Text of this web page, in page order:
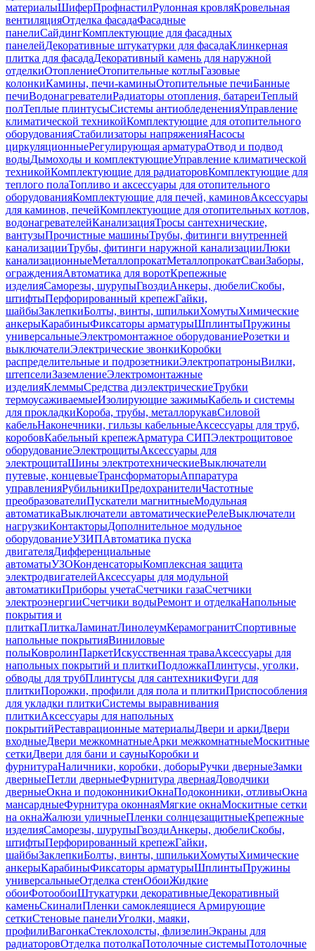
материалыШиферПрофнастилРулонная кровляКровельная
вентиляцияОтделка фасадаФасадные
панелиСайдингКомплектующие для фасадных
панелейДекоративные штукатурки для фасадаКлинкерная
плитка для фасадаДекоративный камень для наружной
отделкиОтоплениеОтопительные котлыГазовые
колонкиКамины, печи-каминыОтопительные печиБанные
печиВодонагревателиРадиаторы отопления, батареиТеплый
полТеплые плинтусыСистемы антиобледененияУправление
климатической техникойКомплектующие для отопительного
оборудованияСтабилизаторы напряженияНасосы
циркуляционныеРегулирующая арматураОтвод и подвод
водыДымоходы и комплектующиеУправление климатической
техникойКомплектующие для радиаторовКомплектующие для
теплого полаТопливо и аксессуары для отопительного
оборудованияКомплектующие для печей, каминовАксессуары
для каминов, печейКомплектующие для отопительных котлов,
водонагревателейКанализацияТросы сантехнические,
вантузыПрочистные машиныТрубы, фитинги внутренней
канализацииТрубы, фитинги наружной канализацииЛюки
канализационныеМеталлопрокатМеталлопрокатСваиЗаборы,
огражденияАвтоматика для воротКрепежные
изделияСаморезы, шурупыГвоздиАнкеры, дюбелиСкобы,
штифтыПерфорированный крепежГайки,
шайбыЗаклепкиБолты, винты, шпилькиХомутыХимические
анкерыКарабиныФиксаторы арматурыШплинтыПружины
универсальныеЭлектромонтажное оборудованиеРозетки и
выключателиЭлектрические звонкиКоробки
распределительные и подрозетникиЭлектропатроныВилки,
штепселиЗаземлениеЭлектромонтажные
изделияКлеммыСредства диэлектрическиеТрубки
термоусаживаемыеИзолирующие зажимыКабель и системы
для прокладкиКороба, трубы, металлорукавСиловой
кабельНаконечники, гильзы кабельныеАксессуары для труб,
коробовКабельный крепежАрматура СИПЭлектрощитовое
оборудованиеЭлектрощитыАксессуары для
электрощитаШины электротехническиеВыключатели
путевые, концевыеТрансформаторыАппаратура
управленияРубильникиПредохранителиЧастотные
преобразователиПускатели магнитныеМодульная
автоматикаВыключатели автоматическиеРелеВыключатели
нагрузкиКонтакторыДополнительное модульное
оборудованиеУЗИПАвтоматика пуска
двигателяДифференциальные
автоматыУЗОКонденсаторыКомплексная защита
электродвигателейАксессуары для модульной
автоматикиПриборы учетаСчетчики газаСчетчики
электроэнергииСчетчики водыРемонт и отделкаНапольные
покрытия и
плиткаПлиткаЛаминатЛинолеумКерамогранитСпортивные
напольные покрытияВиниловые
полыКовролинПаркетИскусственная траваАксессуары для
напольных покрытий и плиткиПодложкаПлинтусы, уголки,
обводы для трубПлинтусы для сантехникиФуги для
плиткиПорожки, профили для пола и плиткиПриспособления
для укладки плиткиСистемы выравнивания
плиткиАксессуары для напольных
покрытийРеставрационные материалыДвери и аркиДвери
входныеДвери межкомнатныеАрки межкомнатныеМоскитные
сеткиДвери для бани и сауныКоробки и
фурнитураНаличники, коробки, доборыРучки дверныеЗамки
дверныеПетли дверныеФурнитура двернаяДоводчики
дверныеОкна и подоконникиОкнаПодоконники, отливыОкна
мансардныеФурнитура оконнаяМягкие окнаМоскитные сетки
на окнаЖалюзи уличныеПленки солнцезащитныеКрепежные
изделияСаморезы, шурупыГвоздиАнкеры, дюбелиСкобы,
штифтыПерфорированный крепежГайки,
шайбыЗаклепкиБолты, винты, шпилькиХомутыХимические
анкерыКарабиныФиксаторы арматурыШплинтыПружины
универсальныеОтделка стенОбоиЖидкие
обоиФотообоиШтукатурки декоративныеДекоративный
каменьСкиналиПленки самоклеящиеся Армирующие
сеткиСтеновые панелиУголки, маяки,
профилиВагонкаСтеклохолсты, флизелинЭкраны для
радиаторовОтделка потолкаПотолочные системыПотолочные